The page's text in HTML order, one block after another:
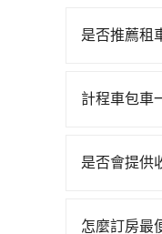
班車次，從
160元，再
負擔10元車
是否推薦租
該適合你。
Yaris、
又或者要還
計程車包車
區，價格可
是否會提供
付款前可以
怎麼訂房最